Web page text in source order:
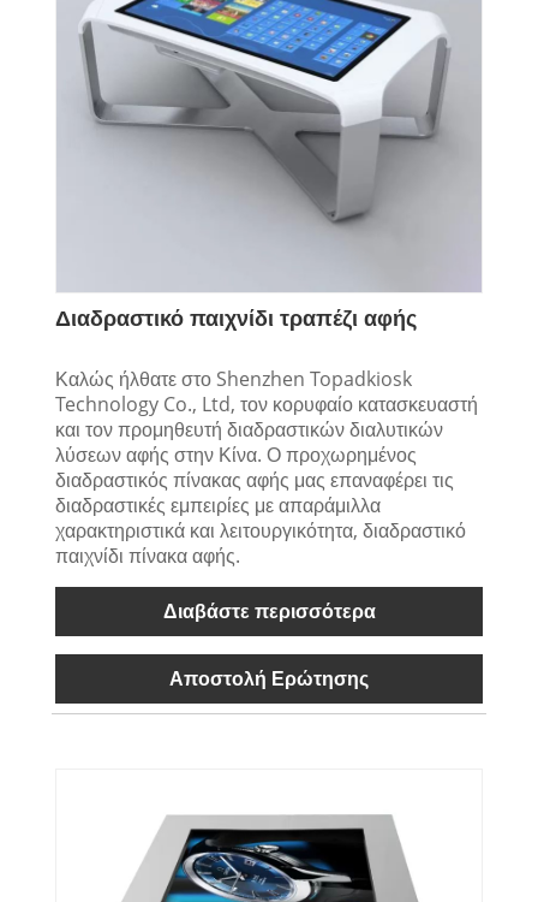
Διαδραστικό παιχνίδι τραπέζι αφής
Καλώς ήλθατε στο Shenzhen Topadkiosk
Technology Co., Ltd, τον κορυφαίο κατασκευαστή
και τον προμηθευτή διαδραστικών διαλυτικών
λύσεων αφής στην Κίνα. Ο προχωρημένος
διαδραστικός πίνακας αφής μας επαναφέρει τις
διαδραστικές εμπειρίες με απαράμιλλα
χαρακτηριστικά και λειτουργικότητα, διαδραστικό
παιχνίδι πίνακα αφής.
Διαβάστε περισσότερα
Αποστολή Ερώτησης